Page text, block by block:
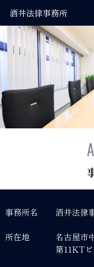
酒井法律事務所
事務所名
酒井法律
所在地
名古屋市
第11KT